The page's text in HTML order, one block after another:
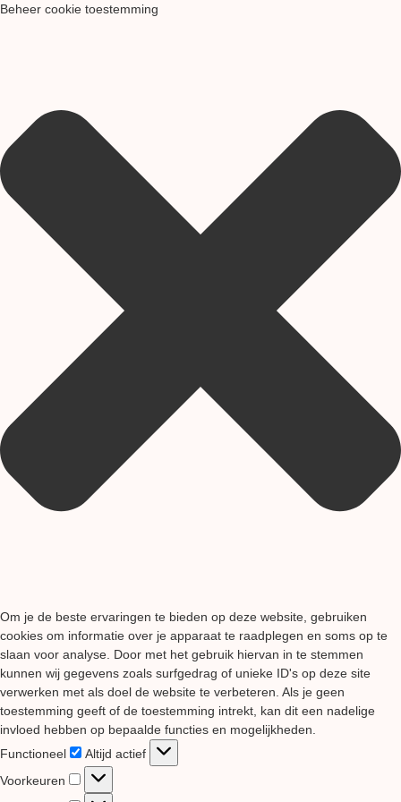
Beheer cookie toestemming
Om je de beste ervaringen te bieden op deze website, gebruiken
cookies om informatie over je apparaat te raadplegen en soms op te
slaan voor analyse. Door met het gebruik hiervan in te stemmen
kunnen wij gegevens zoals surfgedrag of unieke ID's op deze site
verwerken met als doel de website te verbeteren. Als je geen
toestemming geeft of de toestemming intrekt, kan dit een nadelige
invloed hebben op bepaalde functies en mogelijkheden.
Functioneel
Functioneel
Altijd actief
Voorkeuren
Voorkeuren